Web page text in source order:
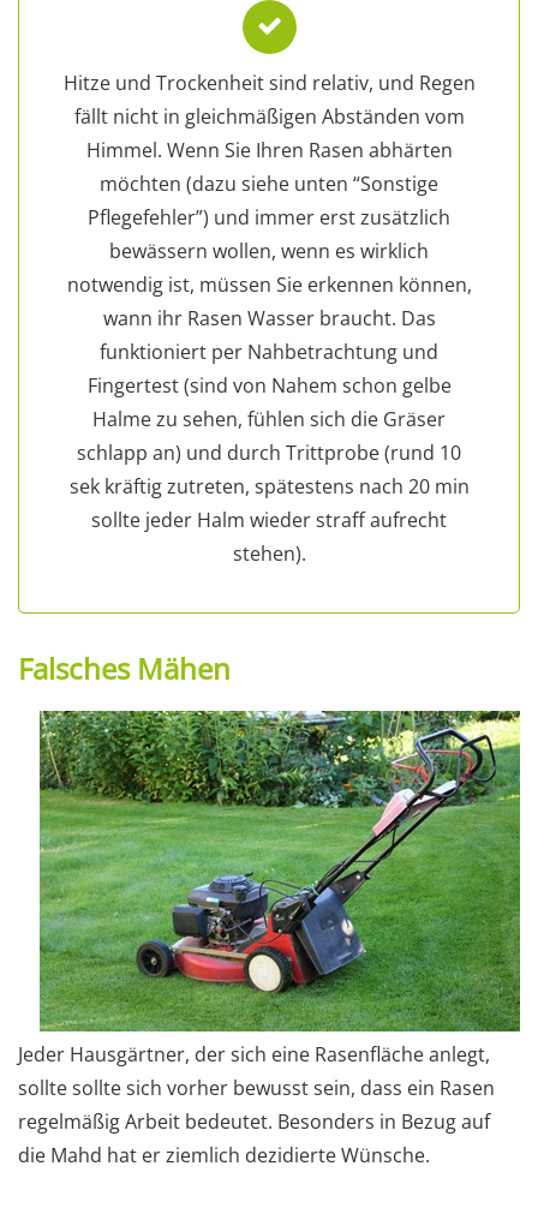
Hitze und Trockenheit sind relativ, und Regen
fällt nicht in gleichmäßigen Abständen vom
Himmel. Wenn Sie Ihren Rasen abhärten
möchten (dazu siehe unten “Sonstige
Pflegefehler”) und immer erst zusätzlich
bewässern wollen, wenn es wirklich
notwendig ist, müssen Sie erkennen können,
wann ihr Rasen Wasser braucht. Das
funktioniert per Nahbetrachtung und
Fingertest (sind von Nahem schon gelbe
Halme zu sehen, fühlen sich die Gräser
schlapp an) und durch Trittprobe (rund 10
sek kräftig zutreten, spätestens nach 20 min
sollte jeder Halm wieder straff aufrecht
stehen).
Falsches Mähen
Jeder Hausgärtner, der sich eine Rasenfläche anlegt,
sollte sollte sich vorher bewusst sein, dass ein Rasen
regelmäßig Arbeit bedeutet. Besonders in Bezug auf
die Mahd hat er ziemlich dezidierte Wünsche.